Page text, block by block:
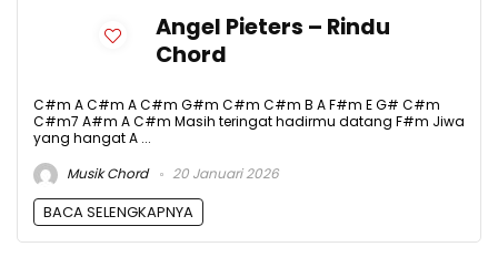
Angel Pieters – Rindu
Chord
C#m A C#m A C#m G#m C#m C#m B A F#m E G# C#m
C#m7 A#m A C#m Masih teringat hadirmu datang F#m Jiwa
yang hangat A ...
Musik Chord
20 Januari 2026
BACA SELENGKAPNYA